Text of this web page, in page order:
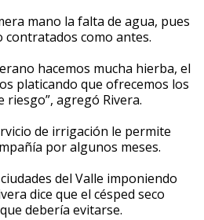
mano la falta de agua, pues
contratados como antes.
hacemos mucha hierba, el
platicando que ofrecemos los
riesgo”, agregó Rivera.
de irrigación le permite
por algunos meses.
del Valle imponiendo
dice que el césped seco
debería evitarse.